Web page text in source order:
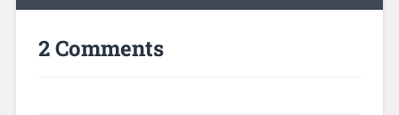
2 Comments